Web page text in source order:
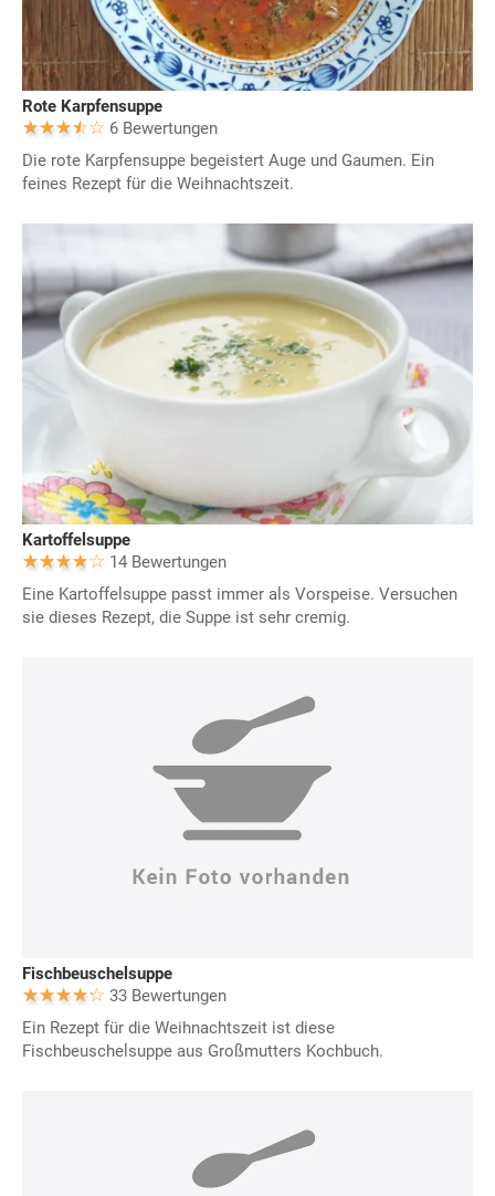
Rote Karpfensuppe
6 Bewertungen
Die rote Karpfensuppe begeistert Auge und Gaumen. Ein
feines Rezept für die Weihnachtszeit.
Kartoffelsuppe
14 Bewertungen
Eine Kartoffelsuppe passt immer als Vorspeise. Versuchen
sie dieses Rezept, die Suppe ist sehr cremig.
Fischbeuschelsuppe
33 Bewertungen
Ein Rezept für die Weihnachtszeit ist diese
Fischbeuschelsuppe aus Großmutters Kochbuch.